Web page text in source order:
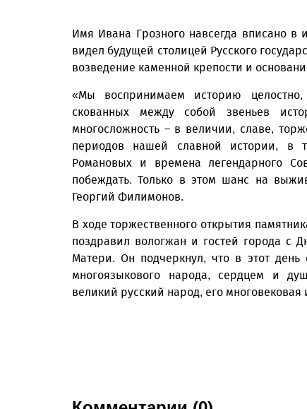
Имя Ивана Грозного навсегда вписано
видел будущей столицей Русского
возведение каменной крепости и
«Мы воспринимаем историю
скованных между собой звеньев
многосложность – в величии, славе,
периодов нашей славной истории, в
Романовых и времена легендарного
побеждать. Только в этом шанс на
Георгий Филимонов.
В ходе торжественного открытия
поздравил вологжан и гостей города с
Матери. Он подчеркнул, что в этот день
многоязыкового народа, сердцем и
великий русский народ, его